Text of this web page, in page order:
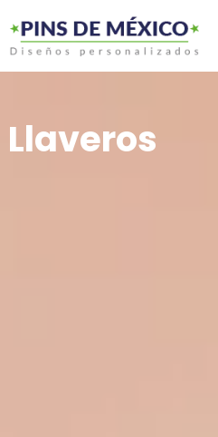
Llaveros